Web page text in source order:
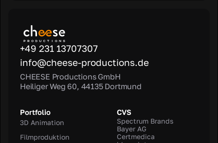
+49 231 13707307
info@cheese-productions.de
CHEESE Productions GmbH
Heiliger Weg 60, 44135 Dortmund
Portfolio
3D Animation
Filmproduktion
CVS
Spectrum Brands
Bayer AG
Certmedica